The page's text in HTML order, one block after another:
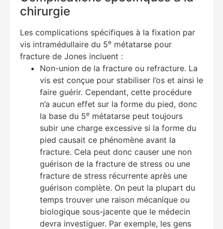
chirurgie
Les complications spécifiques à la fixation par
vis intramédullaire du 5e métatarse pour
fracture de Jones incluent :
Non-union de la fracture ou refracture. La
vis est conçue pour stabiliser l’os et ainsi le
faire guérir. Cependant, cette procédure
n’a aucun effet sur la forme du pied, donc
la base du 5e métatarse peut toujours
subir une charge excessive si la forme du
pied causait ce phénomène avant la
fracture. Cela peut donc causer une non
guérison de la fracture de stress ou une
fracture de stress récurrente après une
guérison complète. On peut la plupart du
temps trouver une raison mécanique ou
biologique sous-jacente que le médecin
devra investiguer. Par exemple, les gens